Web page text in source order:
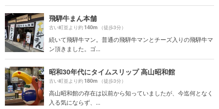
飛騨牛まん本舗
古い町並より約140m （徒歩3分）
続いて飛騨牛マン。普通の飛騨牛マンとチーズ入りの飛騨牛マ
ン頂きました。ゴ...
昭和30年代にタイムスリップ 高山昭和館
古い町並より約180m （徒歩3分）
高山昭和館の存在は以前から知っていましたが、今迄何となく
入る気にならず、...